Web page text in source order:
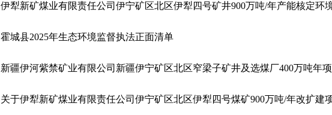
霍城县2025年生态环境监督执法正面清单